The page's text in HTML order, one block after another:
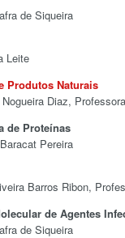
de Siqueira
Leite
Produtos Naturais
Diaz,
de Proteínas
Pereira
Barros Ribon,
de Agentes
de Siqueira